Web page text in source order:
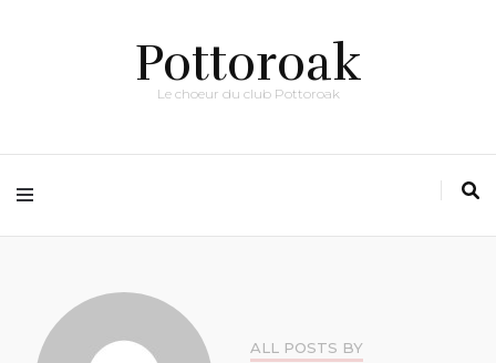
Pottoroak
Le choeur du club Pottoroak
ALL POSTS BY